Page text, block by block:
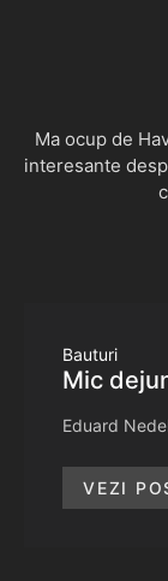
Ma ocup de
interesante
Bauturi
Mic
Eduard
VEZI